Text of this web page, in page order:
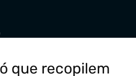
que recopilem